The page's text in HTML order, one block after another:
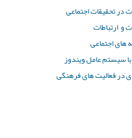
در تحقیقات اجتماعی
اطلاعات و ارتباطات
شبکه های اجتماعی
سیستم عامل ویندوز
در فعالیت های فرهنگی